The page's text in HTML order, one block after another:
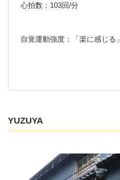
心拍数：103回/分
自覚運動強度：「楽に感じる」
YUZUYA